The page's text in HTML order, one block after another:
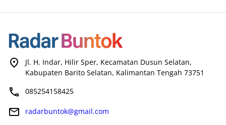
Jl. H. Indar, Hilir Sper, Kecamatan Dusun Selatan,
Kabupaten Barito Selatan, Kalimantan Tengah 73751
085254158425
radarbuntok@gmail.com